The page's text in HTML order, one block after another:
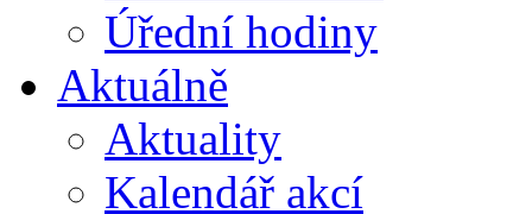
Úřední hodiny
Aktuálně
Aktuality
Kalendář akcí